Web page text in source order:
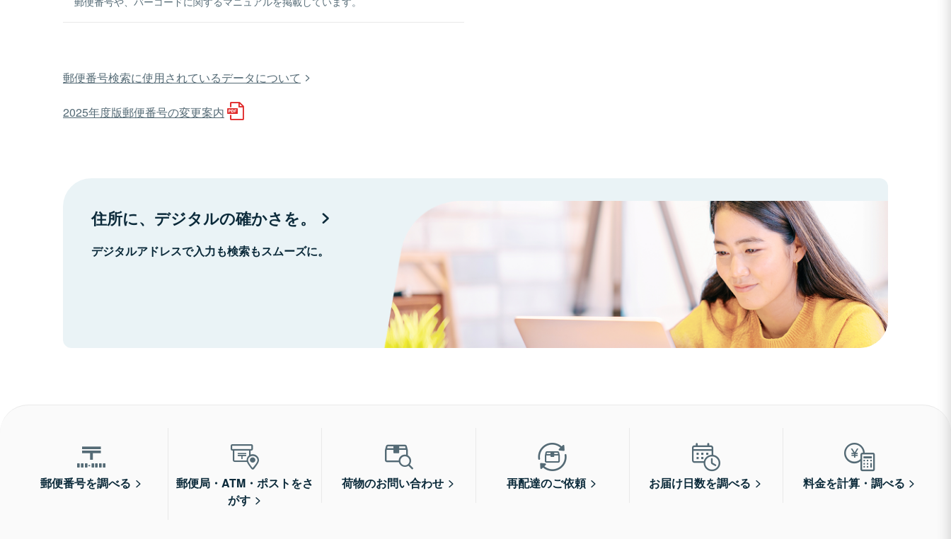
郵便番号検索に使用されているデータについて
2025年度版郵便番号の変更案内
住所に、デジタルの確かさを。
デジタルアドレスで入力も検索もスムーズに。
郵便番号を調べる
郵便局・ATM・ポストをさ
がす
荷物のお問い合わせ 再配達のご依頼 お届け日数を調べる 料金を計算・調べる